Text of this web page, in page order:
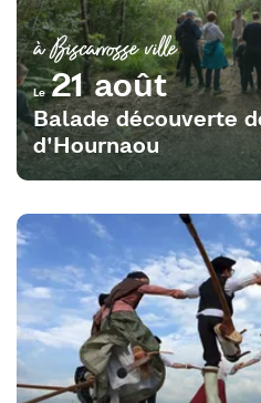
à Biscarrosse ville
Le21 août
Balade découverte
d'Hournaou